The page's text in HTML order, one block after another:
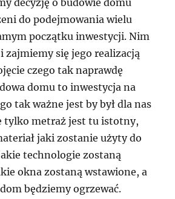
decyzję o budowie domu
do podejmowania wielu
początku inwestycji. Nim
się jego realizacją
czego tak naprawdę
domu to inwestycja na
tak ważne jest by był dla nas
tylko metraż jest tu istotny,
jaki zostanie użyty do
technologie zostaną
okna zostaną wstawione, a
będziemy ogrzewać.